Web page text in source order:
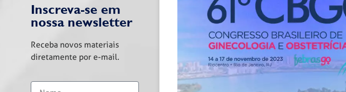
Inscreva-se em
nossa newsletter
Receba novos materiais
diretamente por e-mail.